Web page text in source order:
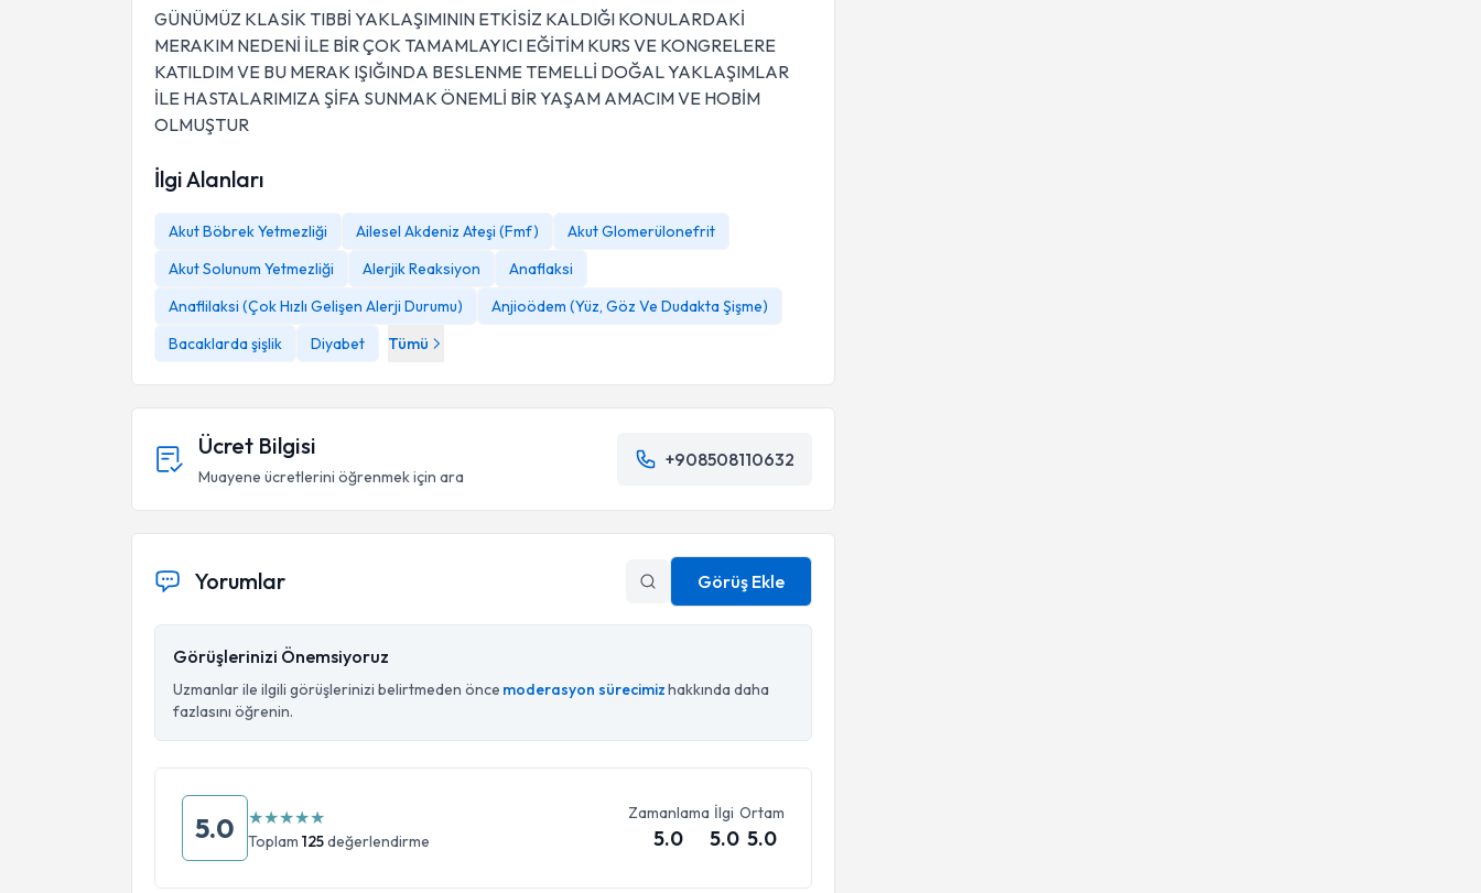
GÜNÜMÜZ KLASİK TIBBİ YAKLAŞIMININ ETKİSİZ KALDIĞI KONULARDAKİ
MERAKIM NEDENİ İLE BİR ÇOK TAMAMLAYICI EĞİTİM KURS VE KONGRELERE
KATILDIM VE BU MERAK IŞIĞINDA BESLENME TEMELLİ DOĞAL YAKLAŞIMLAR
İLE HASTALARIMIZA ŞİFA SUNMAK ÖNEMLİ BİR YAŞAM AMACIM VE HOBİM
OLMUŞTUR
İlgi Alanları
Akut Böbrek Yetmezliği Ailesel Akdeniz Ateşi (Fmf)
Akut Glomerülonefrit
Akut Solunum Yetmezliği
Alerjik Reaksiyon
Anaflaksi
Anaflilaksi (Çok Hızlı Gelişen Alerji Durumu)
Anjioödem (Yüz, Göz Ve Dudakta Şişme)
Bacaklarda şişlik
Diyabet Tümü
Ücret Bilgisi
Muayene ücretlerini öğrenmek için ara
+908508110632
Yorumlar Görüş Ekle
Görüşlerinizi Önemsiyoruz
Uzmanlar ile ilgili görüşlerinizi belirtmeden önce moderasyon sürecimizhakkında daha
fazlasını öğrenin.
5.0 ★★★★★
Toplam 125değerlendirme
Zamanlama
5.0
İlgi
5.0
Ortam
5.0